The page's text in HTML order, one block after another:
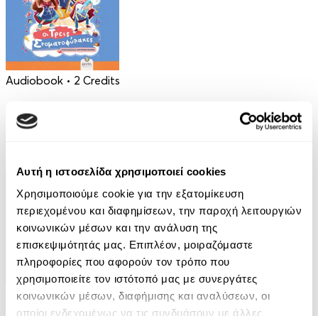
Αυτή η ιστοσελίδα χρησιμοποιεί cookies
Χρησιμοποιούμε cookie για την εξατομίκευση
περιεχομένου και διαφημίσεων, την παροχή λειτουργιών
κοινωνικών μέσων και την ανάλυση της
επισκεψιμότητάς μας. Επιπλέον, μοιραζόμαστε
πληροφορίες που αφορούν τον τρόπο που
χρησιμοποιείτε τον ιστότοπό μας με συνεργάτες
κοινωνικών μέσων, διαφήμισης και αναλύσεων, οι
οποίοι ενδεχομένως να τις συνδυάσουν με άλλες
Audiobook • 2 Credits
Audiobook • 1 Credit